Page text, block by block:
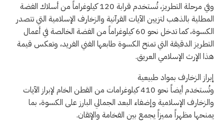
وفي مرحلة التطريز، تُستخدم قرابة 120 كيلوغراماً من أسلاك الفضة
المطلية بالذهب لتزيين الآيات القرآنية والزخارف الإسلامية التي تتصدر
الكسوة، كما تدخل نحو 60 كيلوغراماً من الفضة الخالصة في أعمال
التطريز الدقيقة التي تمنح الكسوة طابعها الفني الفريد، وتعكس قيمة
هذا الإرث الإسلامي العريق.
إبراز الزخارف بمواد طبيعية
وتُستخدم أيضاً نحو 410 كيلوغرامات من القطن الخام لإبراز الآيات
والزخارف الإسلامية وإضفاء البعد الجمالي البارز على الكسوة، بما
يمنحها مظهراً مميزاً يجمع بين الفخامة والإتقان.